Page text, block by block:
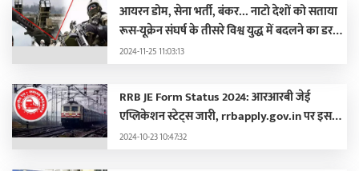
आयरन डोम, सेना भर्ती, बंकर... नाटो देशों को सताया
रूस-यूक्रेन संघर्ष के तीसरे विश्व युद्ध में बदलने का डर,
लड़ाई की तैयारी में जुटे
2024-11-25 11:03:13
RRB JE Form Status 2024: आरआरबी जेई
एप्लिकेशन स्टेट्स जारी, rrbapply.gov.in पर इस
दिन आएगा एडमिट कार्ड
2024-10-23 10:47:32